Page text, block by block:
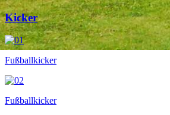
Kicker
Fußballkicker
Fußballkicker